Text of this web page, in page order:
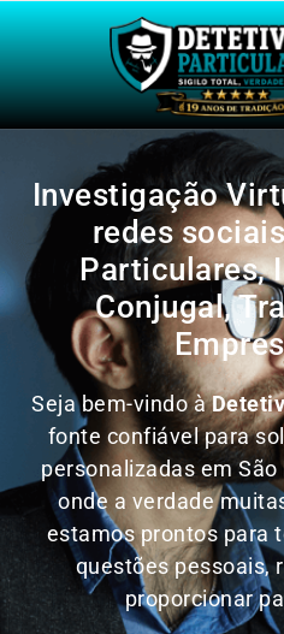
Investigação
redes
Particulares,
Conjugal,
Seja bem-vindo à
fonte confiável para
personalizadas em
onde a verdade
estamos prontos para
questões pessoais,
proporcionar